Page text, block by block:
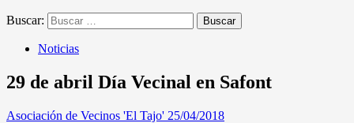
Buscar:
Noticias
29 de abril Día Vecinal en Safont
Asociación de Vecinos 'El Tajo' 25/04/2018